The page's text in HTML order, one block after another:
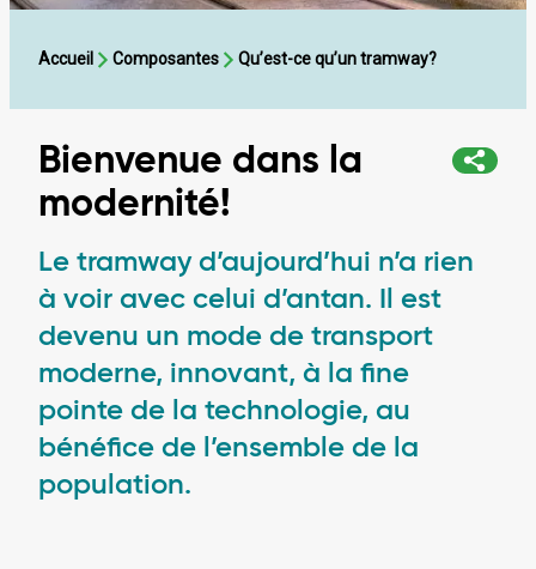
Accueil Composantes Qu’est-ce qu’un tramway?
Bienvenue dans la
modernité!
Le tramway d’aujourd’hui n’a rien
à voir avec celui d’antan. Il est
devenu un mode de transport
moderne, innovant, à la fine
pointe de la technologie, au
bénéfice de l’ensemble de la
population.